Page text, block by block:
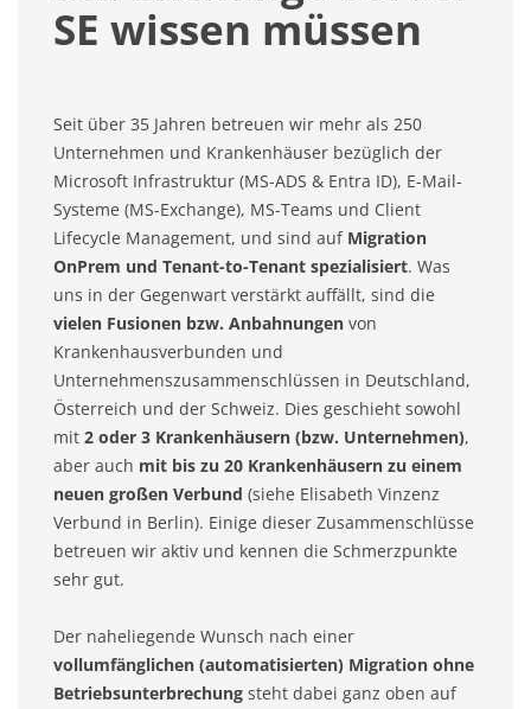
SE wissen müssen
Seit über 35 Jahren betreuen wir mehr als 250
Unternehmen und Krankenhäuser bezüglich der
Microsoft Infrastruktur (MS-ADS & Entra ID), E-Mail-
Systeme (MS-Exchange), MS-Teams und Client
Lifecycle Management, und sind auf Migration
OnPrem und Tenant-to-Tenant spezialisiert. Was
uns in der Gegenwart verstärkt auffällt, sind die
vielen Fusionen bzw. Anbahnungen von
Krankenhausverbunden und
Unternehmenszusammenschlüssen in Deutschland,
Österreich und der Schweiz. Dies geschieht sowohl
mit 2 oder 3 Krankenhäusern (bzw. Unternehmen),
aber auch mit bis zu 20 Krankenhäusern zu einem
neuen großen Verbund (siehe Elisabeth Vinzenz
Verbund in Berlin). Einige dieser Zusammenschlüsse
betreuen wir aktiv und kennen die Schmerzpunkte
sehr gut.
Der naheliegende Wunsch nach einer
vollumfänglichen (automatisierten) Migration ohne
Betriebsunterbrechung steht dabei ganz oben auf